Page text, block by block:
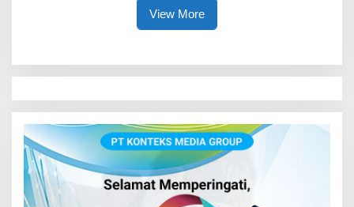
View More